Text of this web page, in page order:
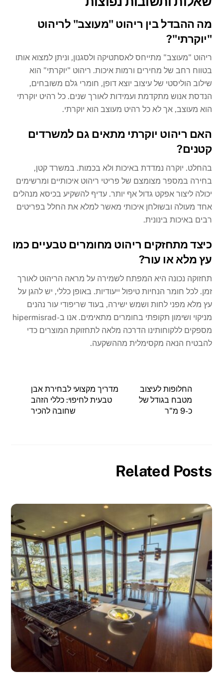
מה ההבדל בין ריהוט "מעוצב" לריהוט
"יוקרתי"?
ריהוט "מעוצב" מתייחס לאסתטיקה ולסגנון, וניתן למצוא אותו
בטווח רחב של מחירים ורמות איכות. ריהוט "יוקרתי" הוא
שילוב הוליסטי של עיצוב יוצא דופן, חומרי גלם משובחים,
הנדסת אנוש מתקדמת ועמידות לאורך שנים. כל רהיט יוקרתי
הוא מעוצב, אך לא כל רהיט מעוצב הוא יוקרתי.
האם ריהוט יוקרתי מתאים גם למשרדים
קטנים?
בהחלט. יוקרה נמדדת באיכות ולא בכמות. במשרד קטן,
בחירה במספר מצומצם של פריטי ריהוט איכותיים ומרשימים
יכולה ליצור אפקט גדול אף יותר. עדיף להשקיע בכיסא מנהלים
אחד מעולה ובשולחן איכותי מאשר למלא את החלל בפריטים
רבים באיכות בינונית.
כיצד מתחזקים ריהוט מחומרים טבעיים כמו
עץ מלא או עור?
תחזוקה נכונה היא המפתח לשמירה על מראה הריהוט לאורך
זמן. לכל חומר הנחיות טיפול ייעודיות. באופן כללי, יש להגן על
עץ מלא מפני לחות ושמש ישירה, בעוד שריפודי עור נהנים
מניקוי ושימון תקופתי בחומרים מתאימים. אנו ב-hipermisrad
מספקים ללקוחותינו הדרכה מלאה לתחזוקת המוצרים כדי
להבטיח הנאה מקסימלית מההשקעה.
החלופות לעיצוב
מטבח בגודל של
כ-9 מ"ר
מדריך מקצועי לבחירת אבן
טבעית לחיפוי: כללי הזהב
שחובה להכיר
Related Posts